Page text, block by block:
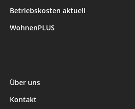
Betriebskosten aktuell
WohnenPLUS
Über uns
Kontakt